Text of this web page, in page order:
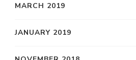
MARCH 2019
JANUARY 2019